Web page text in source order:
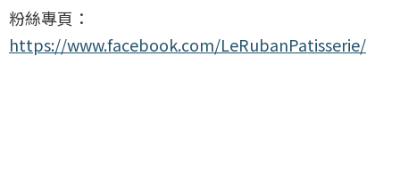
粉絲專頁：
https://www.facebook.com/LeRubanPatisserie/